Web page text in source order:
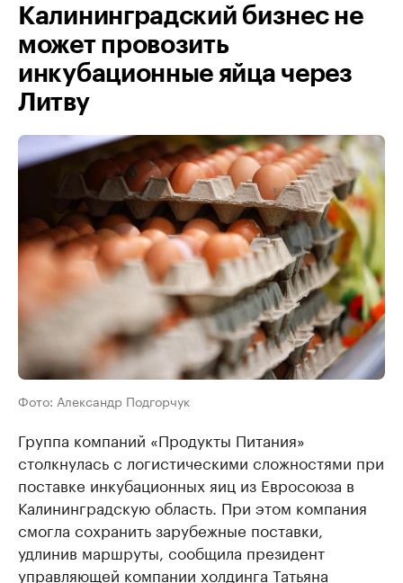
Калининградский бизнес не
может провозить
инкубационные яйца через
Литву
Фото: Александр Подгорчук
Группа компаний «Продукты Питания»
столкнулась с логистическими сложностями при
поставке инкубационных яиц из Евросоюза в
Калининградскую область. При этом компания
смогла сохранить зарубежные поставки,
удлинив маршруты, сообщила президент
управляющей компании холдинга Татьяна